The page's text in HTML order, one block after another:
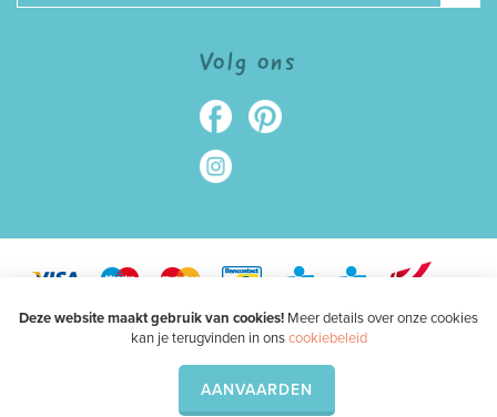
Volg ons
Deze website maakt gebruik van cookies! Meer details over onze cookies
kan je terugvinden in onscookiebeleid
AANVAARDEN